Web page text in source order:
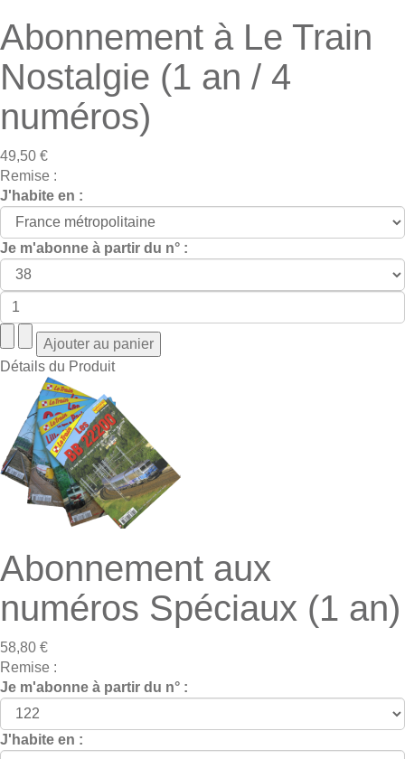
Abonnement à Le Train
Nostalgie (1 an / 4
numéros)
49,50 €
Remise :
J'habite en :
Je m'abonne à partir du n° :
Détails du Produit
Abonnement aux
numéros Spéciaux (1 an)
58,80 €
Remise :
Je m'abonne à partir du n° :
J'habite en :